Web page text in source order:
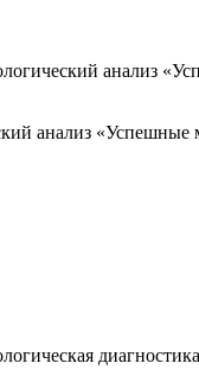
анализ «Успешные